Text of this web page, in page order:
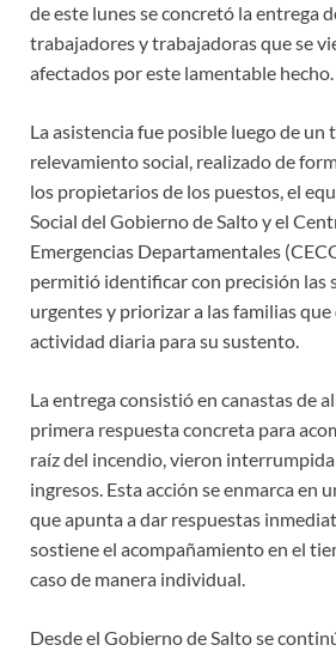
de este lunes se concretó la entrega
trabajadores y trabajadoras que se
afectados por este lamentable hecho.
La asistencia fue posible luego de un
relevamiento social, realizado de
los propietarios de los puestos, el
Social del Gobierno de Salto y el
Emergencias Departamentales
permitió identificar con precisión las
urgentes y priorizar a las familias
actividad diaria para su sustento.
La entrega consistió en canastas de
primera respuesta concreta para
raíz del incendio, vieron
ingresos. Esta acción se enmarca en
que apunta a dar respuestas
sostiene el acompañamiento en el
caso de manera individual.
Desde el Gobierno de Salto se